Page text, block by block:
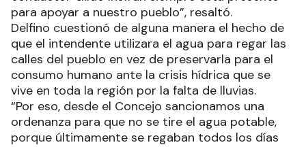
para apoyar a nuestro pueblo”, resaltó.
Delfino cuestionó de alguna manera el hecho de
que el intendente utilizara el agua para regar las
calles del pueblo en vez de preservarla para el
consumo humano ante la crisis hídrica que se
vive en toda la región por la falta de lluvias.
“Por eso, desde el Concejo sancionamos una
ordenanza para que no se tire el agua potable,
porque últimamente se regaban todos los días